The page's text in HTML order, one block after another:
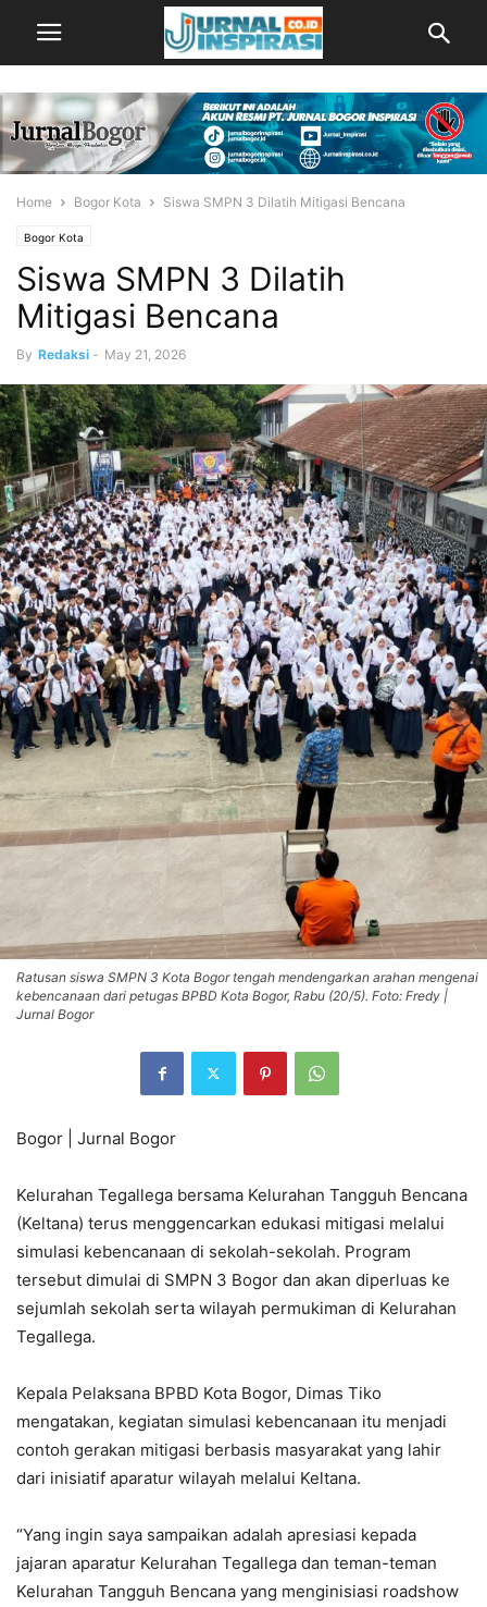
Home Bogor Kota Siswa SMPN 3 Dilatih Mitigasi Bencana
Bogor Kota
Siswa SMPN 3 Dilatih
Mitigasi Bencana
By Redaksi - May 21, 2026
Ratusan siswa SMPN 3 Kota Bogor tengah mendengarkan arahan mengenai
kebencanaan dari petugas BPBD Kota Bogor, Rabu (20/5). Foto: Fredy |
Jurnal Bogor
Bogor | Jurnal Bogor
Kelurahan Tegallega bersama Kelurahan Tangguh Bencana
(Keltana) terus menggencarkan edukasi mitigasi melalui
simulasi kebencanaan di sekolah-sekolah. Program
tersebut dimulai di SMPN 3 Bogor dan akan diperluas ke
sejumlah sekolah serta wilayah permukiman di Kelurahan
Tegallega.
Kepala Pelaksana BPBD Kota Bogor, Dimas Tiko
mengatakan, kegiatan simulasi kebencanaan itu menjadi
contoh gerakan mitigasi berbasis masyarakat yang lahir
dari inisiatif aparatur wilayah melalui Keltana.
“Yang ingin saya sampaikan adalah apresiasi kepada
jajaran aparatur Kelurahan Tegallega dan teman-teman
Kelurahan Tangguh Bencana yang menginisiasi roadshow